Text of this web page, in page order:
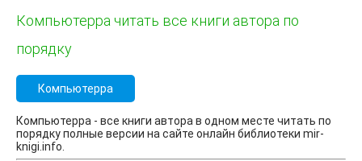
Компьютерра читать все книги автора по
порядку
Компьютерра
Компьютерра - все книги автора в одном месте читать по
порядку полные версии на сайте онлайн библиотеки mir-
knigi.info.